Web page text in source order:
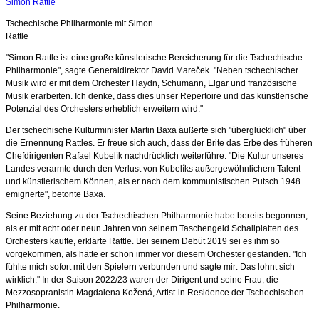
Tschechische Philharmonie mit Simon
Rattle
"Simon Rattle ist eine große künstlerische Bereicherung für die Tschechische
Philharmonie", sagte Generaldirektor David Mareček. "Neben tschechischer
Musik wird er mit dem Orchester Haydn, Schumann, Elgar und französische
Musik erarbeiten. Ich denke, dass dies unser Repertoire und das künstlerische
Potenzial des Orchesters erheblich erweitern wird."
Der tschechische Kulturminister Martin Baxa äußerte sich "überglücklich" über
die Ernennung Rattles. Er freue sich auch, dass der Brite das Erbe des früheren
Chefdirigenten Rafael Kubelík nachdrücklich weiterführe. "Die Kultur unseres
Landes verarmte durch den Verlust von Kubelíks außergewöhnlichem Talent
und künstlerischem Können, als er nach dem kommunistischen Putsch 1948
emigrierte", betonte Baxa.
Seine Beziehung zu der Tschechischen Philharmonie habe bereits begonnen,
als er mit acht oder neun Jahren von seinem Taschengeld Schallplatten des
Orchesters kaufte, erklärte Rattle. Bei seinem Debüt 2019 sei es ihm so
vorgekommen, als hätte er schon immer vor diesem Orchester gestanden. "Ich
fühlte mich sofort mit den Spielern verbunden und sagte mir: Das lohnt sich
wirklich." In der Saison 2022/23 waren der Dirigent und seine Frau, die
Mezzosopranistin Magdalena Kožená, Artist-in Residence der Tschechischen
Philharmonie.